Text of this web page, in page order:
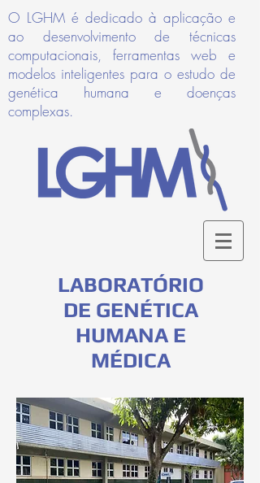
O LGHM é dedicado à aplicação e
ao desenvolvimento de técnicas
computacionais, ferramentas web e
modelos inteligentes para o estudo de
genética humana e doenças
complexas.
LABORATÓRIO
DE GENÉTICA
HUMANA E
MÉDICA